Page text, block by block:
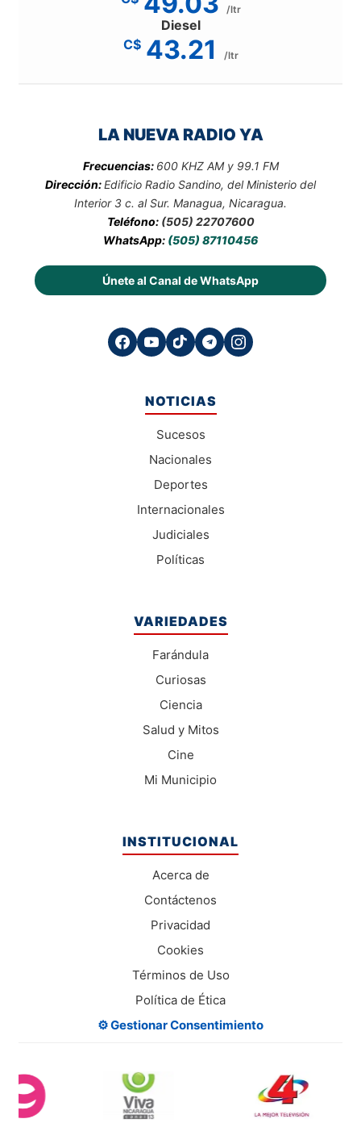
/ltr
Diesel
C$ 43.21 /ltr
LA NUEVA RADIO YA
Frecuencias: 600 KHZ AM y 99.1 FM
Dirección:Edificio Radio Sandino, del Ministerio del
Interior 3 c. al Sur. Managua, Nicaragua.
Teléfono: (505) 22707600
WhatsApp: (505) 87110456
Únete al Canal de WhatsApp
NOTICIAS
Sucesos
Nacionales
Deportes
Internacionales
Judiciales
Políticas
VARIEDADES
Farándula
Curiosas
Ciencia
Salud y Mitos
Cine
Mi Municipio
INSTITUCIONAL
Acerca de
Contáctenos
Privacidad
Cookies
Términos de Uso
Política de Ética
⚙️ Gestionar Consentimiento